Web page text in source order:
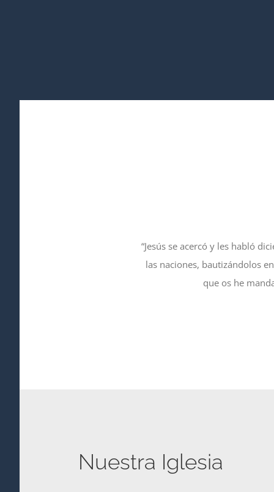
“Jesús se acercó y les habló
las naciones, bautizándolos
que os he
Nuestra Iglesia